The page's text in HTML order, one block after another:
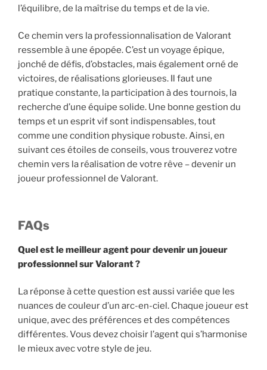
l’équilibre, de la maîtrise du temps et de la vie.
Ce chemin vers la professionnalisation de Valorant
ressemble à une épopée. C’est un voyage épique,
jonché de défis, d’obstacles, mais également orné de
victoires, de réalisations glorieuses. Il faut une
pratique constante, la participation à des tournois, la
recherche d’une équipe solide. Une bonne gestion du
temps et un esprit vif sont indispensables, tout
comme une condition physique robuste. Ainsi, en
suivant ces étoiles de conseils, vous trouverez votre
chemin vers la réalisation de votre rêve – devenir un
joueur professionnel de Valorant.
FAQs
Quel est le meilleur agent pour devenir un joueur
professionnel sur Valorant ?
La réponse à cette question est aussi variée que les
nuances de couleur d’un arc-en-ciel. Chaque joueur est
unique, avec des préférences et des compétences
différentes. Vous devez choisir l’agent qui s’harmonise
le mieux avec votre style de jeu.